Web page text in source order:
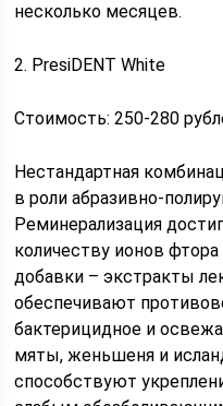
несколько месяцев.
2. PresiDENT White
Стоимость: 250-280
Нестандартная
в роли абразивно-
Реминерализация
количеству ионов
добавки – экстракты
обеспечивают
бактерицидное и
мяты, женьшеня и
способствуют